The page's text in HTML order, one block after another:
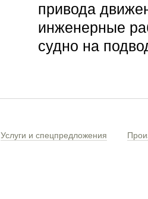
привода
инженерные
судно на
Услуги и спецпредложения